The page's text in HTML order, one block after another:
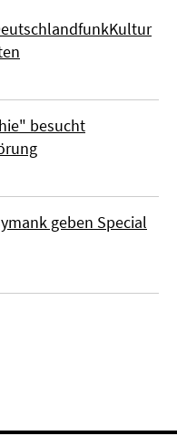
besucht
geben Special